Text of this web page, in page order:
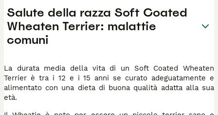
Salute della razza Soft Coated
Wheaten Terrier: malattie
comuni
La durata media della vita di un Soft Coated Wheaten
Terrier è tra i 12 e i 15 anni se curato adeguatamente e
alimentato con una dieta di buona qualità adatta alla sua
età.